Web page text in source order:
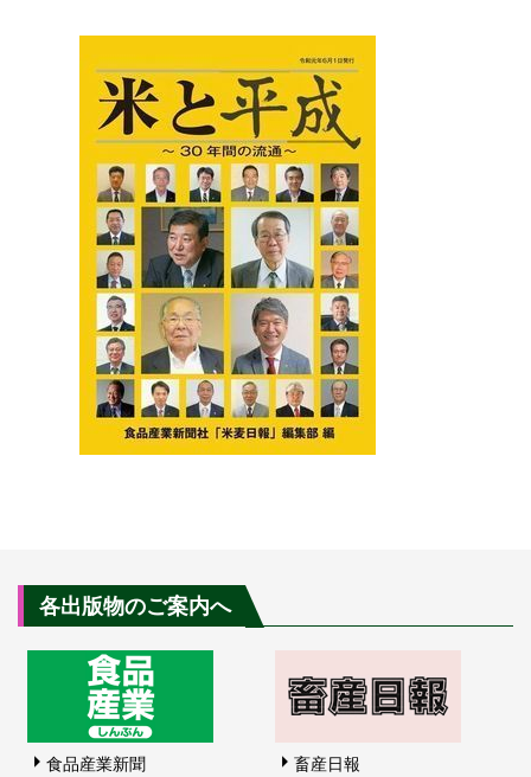
各出版物のご案内へ
食品産業新聞 畜産日報